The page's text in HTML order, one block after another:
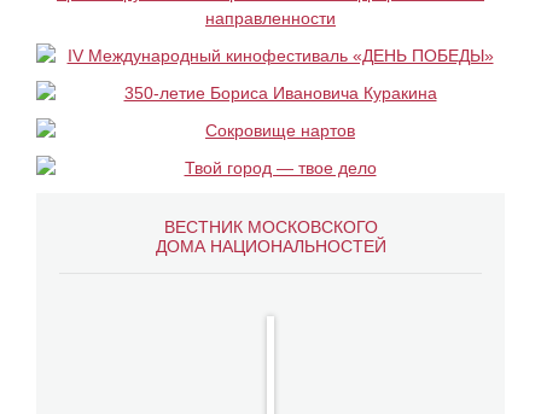
ВЕСТНИК МОСКОВСКОГО
ДОМА НАЦИОНАЛЬНОСТЕЙ